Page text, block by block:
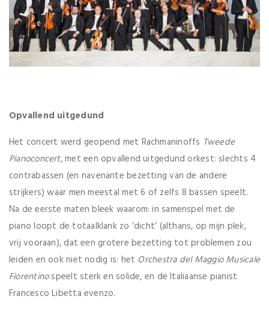
Opvallend uitgedund
Het concert werd geopend met Rachmaninoffs Tweede
Pianoconcert, met een opvallend uitgedund orkest: slechts 4
contrabassen (en navenante bezetting van de andere
strijkers) waar men meestal met 6 of zelfs 8 bassen speelt.
Na de eerste maten bleek waarom: in samenspel met de
piano loopt de totaalklank zo ‘dicht’ (althans, op mijn plek,
vrij vooraan), dat een grotere bezetting tot problemen zou
leiden en ook niet nodig is: het Orchestra del Maggio Musicale
Fiorentinospeelt sterk en solide, en de Italiaanse pianist
Francesco Libetta evenzo.